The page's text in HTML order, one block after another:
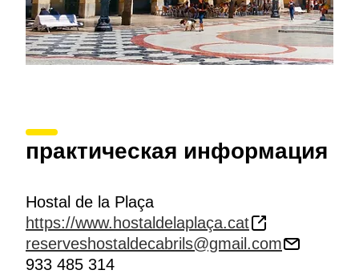
практическая информация
Hostal de la Plaça
https://www.hostaldelaplaça.cat
reserveshostaldecabrils@gmail.com
933 485 314